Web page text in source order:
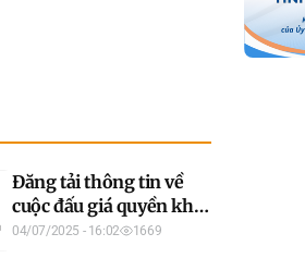
Đăng tải thông tin về
cuộc đấu giá quyền khai
thác khoáng sản.
04/07/2025 - 16:02 1669